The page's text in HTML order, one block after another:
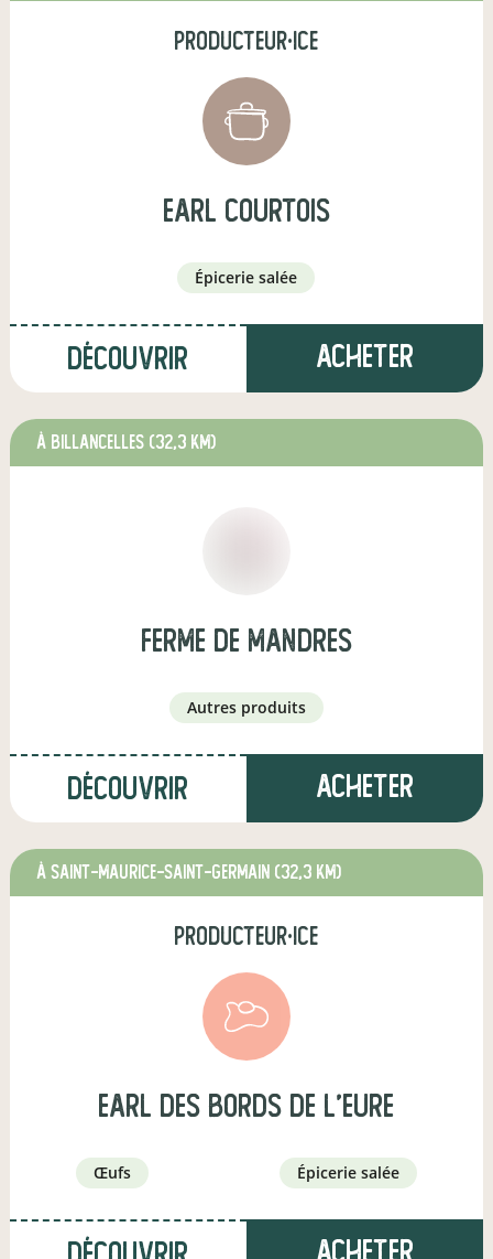
producteur·ice
earl courtois
épicerie salée
Découvrir Acheter
à BILLANCELLES (32,3 km)
ferme de mandres
autres produits
Découvrir Acheter
à SAINT-MAURICE-SAINT-GERMAIN (32,3 km)
producteur·ice
earl des bords de l'eure
œufs épicerie salée
Acheter